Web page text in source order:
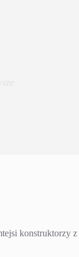
konstruktorzy z